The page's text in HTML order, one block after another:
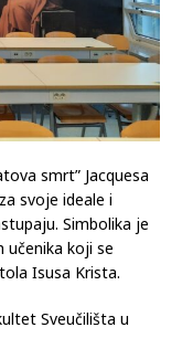
smrt” Jacquesa
svoje ideale i
Simbolika je
koji se
Isusa Krista.
Sveučilišta u